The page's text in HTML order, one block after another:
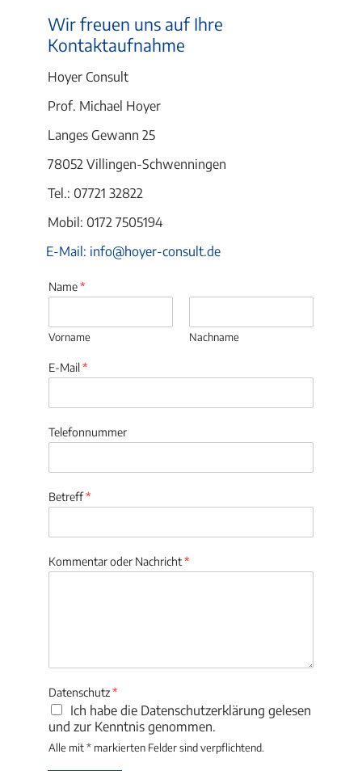
Wir freuen uns auf Ihre
Kontaktaufnahme
Hoyer Consult
Prof. Michael Hoyer
Langes Gewann 25
78052 Villingen-Schwenningen
Tel.: 07721 32822
Mobil: 0172 7505194
E-Mail: info@hoyer-consult.de
Name*
Vorname Nachname
E-Mail*
Telefonnummer
Betreff*
Kommentar oder Nachricht*
Datenschutz*
Ich habe die Datenschutzerklärung gelesen
und zur Kenntnis genommen.
Alle mit * markierten Felder sind verpflichtend.